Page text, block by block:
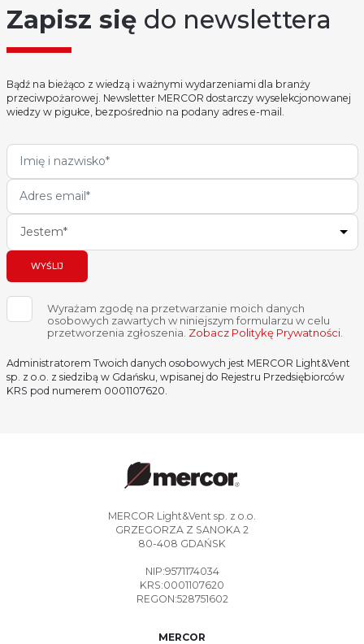
Zapisz się do newslettera
Bądź na bieżąco z wiedzą i ważnymi wydarzeniami dla branży
przeciwpożarowej. Newsletter MERCOR dostarczy wyselekcjonowanej
wiedzy w pigułce, bezpośrednio na podany adres e-mail.
Jestem*
WYŚLIJ
Wyrażam zgodę na przetwarzanie moich danych
osobowych zawartych w niniejszym formularzu w celu
przetworzenia zgłoszenia. Zobacz Politykę Prywatności.
Administratorem Twoich danych osobowych jest MERCOR Light&Vent
sp. z o.o. z siedzibą w Gdańsku, wpisanej do Rejestru Przedsiębiorców
KRS pod numerem 0001107620.
MERCOR Light&Vent sp. z o.o.
GRZEGORZA Z SANOKA 2
80-408 GDAŃSK
NIP:9571174034
KRS:0001107620
REGON:528751602
MERCOR